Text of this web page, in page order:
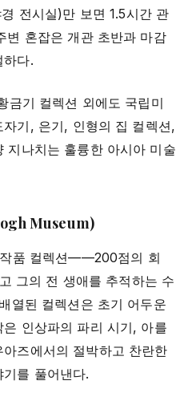
전시실)만 보면 1.5시간 관
변 혼잡은 개관 초반과 마감
하다.
금기 컬렉션 외에도 국립미
기, 은기, 인형의 집 컬렉션,
지나치는 훌륭한 아시아 미술
Museum)
품 컬렉션——200점의 회
그의 전 생애를 추적하는 수
열된 컬렉션은 초기 어두운
인상파의 파리 시기, 아를
즈에서의 절박하고 찬란한
를 풀어낸다.